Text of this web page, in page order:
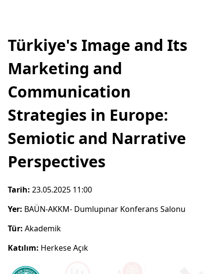
Türkiye's Image and Its
Marketing and
Communication
Strategies in Europe:
Semiotic and Narrative
Perspectives
Tarih: 23.05.2025 11:00
Yer: BAÜN-AKKM- Dumlupınar Konferans Salonu
Tür: Akademik
Katılım: Herkese Açık